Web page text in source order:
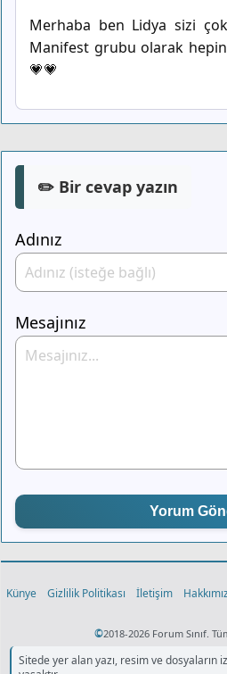
Merhaba ben Lidya sizi
Manifest grubu olarak
💗💗
✏️ Bir cevap yazın
Adınız
Mesajınız
Yorum
Künye Gizlilik Politikası İletişim
©2018-2026 Forum Sınıf.
Sitede yer alan yazı, resim ve dosyaların